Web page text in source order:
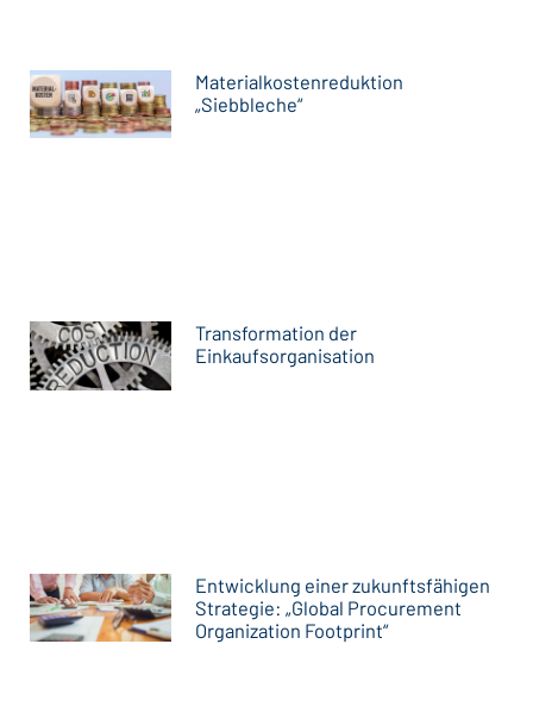
Materialkostenreduktion
„Siebbleche“
Transformation der
Einkaufsorganisation
Entwicklung einer zukunftsfähigen
Strategie: „Global Procurement
Organization Footprint“